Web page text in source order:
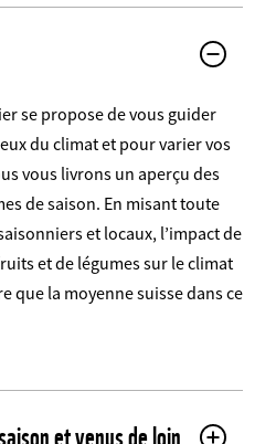
se propose de vous guider
du climat et pour varier vos
vous livrons un aperçu des
de saison. En misant toute
et locaux, l’impact de
et de légumes sur le climat
que la moyenne suisse dans ce
et venus de loin